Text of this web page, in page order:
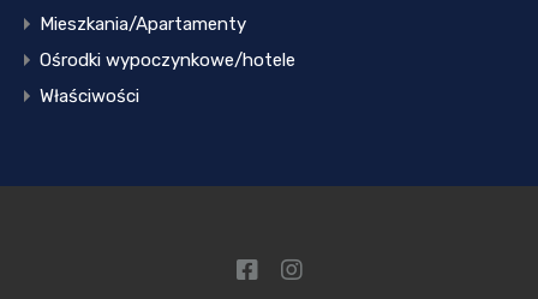
Mieszkania/Apartamenty
Ośrodki wypoczynkowe/hotele
Właściwości